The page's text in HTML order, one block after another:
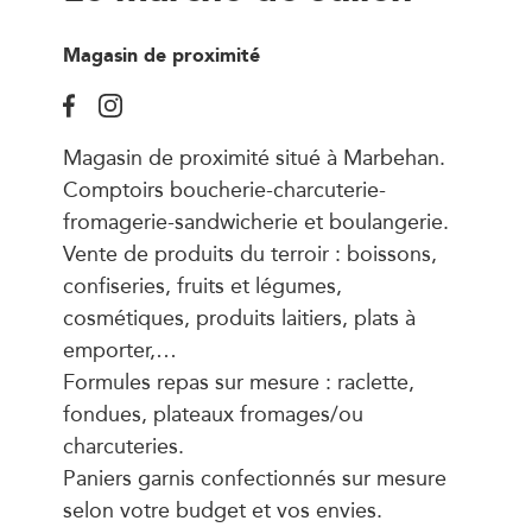
Magasin de proximité
Magasin de proximité situé à Marbehan.
Comptoirs boucherie-charcuterie-
fromagerie-sandwicherie et boulangerie.
Vente de produits du terroir : boissons,
confiseries, fruits et légumes,
cosmétiques, produits laitiers, plats à
emporter,…
Formules repas sur mesure : raclette,
fondues, plateaux fromages/ou
charcuteries.
Paniers garnis confectionnés sur mesure
selon votre budget et vos envies.